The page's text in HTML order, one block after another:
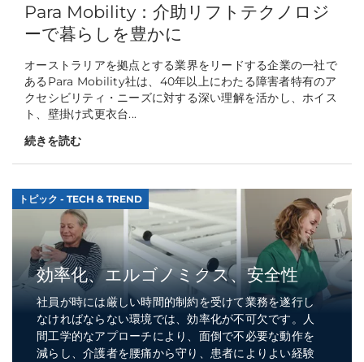
Para Mobility：介助リフトテクノロジ
ーで暮らしを豊かに
オーストラリアを拠点とする業界をリードする企業の一社で
あるPara Mobility社は、40年以上にわたる障害者特有のア
クセシビリティ・ニーズに対する深い理解を活かし、ホイス
ト、壁掛け式更衣台...
続きを読む
トピック - TECH & TREND
効率化、エルゴノミクス、安全性
社員が時には厳しい時間的制約を受けて業務を遂行し
なければならない環境では、効率化が不可欠です。人
間工学的なアプローチにより、面倒で不必要な動作を
減らし、介護者を腰痛から守り、患者によりよい経験